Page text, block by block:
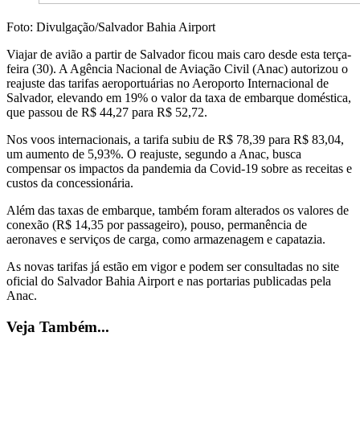
Foto: Divulgação/Salvador Bahia Airport
Viajar de avião a partir de Salvador ficou mais caro desde esta terça-
feira (30). A Agência Nacional de Aviação Civil (Anac) autorizou o
reajuste das tarifas aeroportuárias no Aeroporto Internacional de
Salvador, elevando em 19% o valor da taxa de embarque doméstica,
que passou de R$ 44,27 para R$ 52,72.
Nos voos internacionais, a tarifa subiu de R$ 78,39 para R$ 83,04,
um aumento de 5,93%. O reajuste, segundo a Anac, busca
compensar os impactos da pandemia da Covid-19 sobre as receitas e
custos da concessionária.
Além das taxas de embarque, também foram alterados os valores de
conexão (R$ 14,35 por passageiro), pouso, permanência de
aeronaves e serviços de carga, como armazenagem e capatazia.
As novas tarifas já estão em vigor e podem ser consultadas no site
oficial do Salvador Bahia Airport e nas portarias publicadas pela
Anac.
Veja Também...